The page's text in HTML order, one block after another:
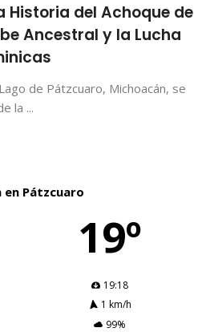
Historia del Achoque de
Ancestral y la Lucha
de Pátzcuaro, Michoacán, se
la ...
en Pátzcuaro
19º
19:18
1 km/h
99%